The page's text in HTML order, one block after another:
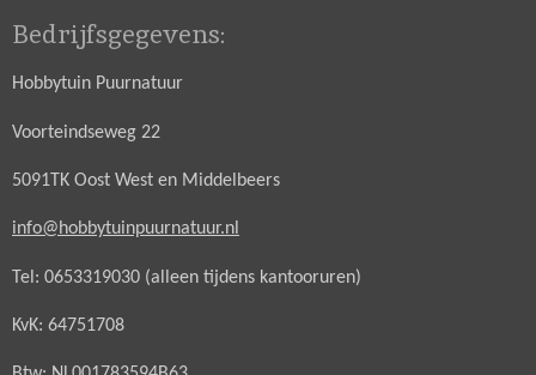
Bedrijfsgegevens:
Hobbytuin Puurnatuur
Voorteindseweg 22
5091TK Oost West en Middelbeers
info@hobbytuinpuurnatuur.nl
Tel: 0653319030 (alleen tijdens kantooruren)
KvK: 64751708